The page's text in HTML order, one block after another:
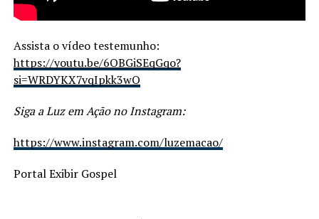
Assista o vídeo testemunho:
https://youtu.be/6OBGiSEqGqo?
si=WRDYKX7vqIpkk3wO
Siga a Luz em Ação no Instagram:
https://www.instagram.com/luzemacao/
Portal Exibir Gospel